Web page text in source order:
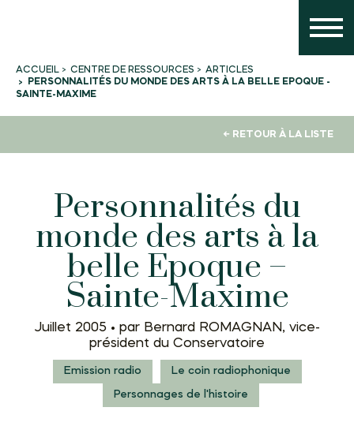
ACCUEIL CENTRE DE RESSOURCES
ARTICLES
PERSONNALITÉS DU MONDE DES ARTS À LA BELLE EPOQUE -
SAINTE-MAXIME
← RETOUR À LA LISTE
Personnalités du
monde des arts à la
belle Epoque –
Sainte-Maxime
Juillet 2005 • par Bernard ROMAGNAN, vice-
président du Conservatoire
Emission radio
Le coin radiophonique
Personnages de l'histoire